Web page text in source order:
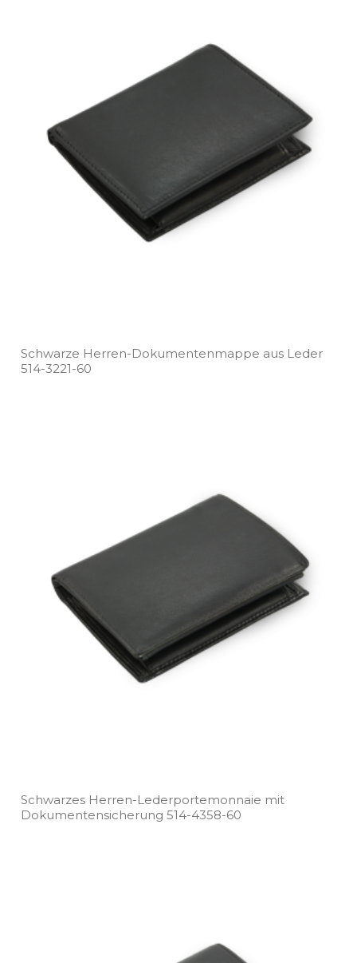
Schwarze Herren­-Dokumentenmappe aus Leder
514­-3221­-60
Schwarzes Herren­-Lederportemonnaie mit
Dokumentensicherung 514­-4358­-60